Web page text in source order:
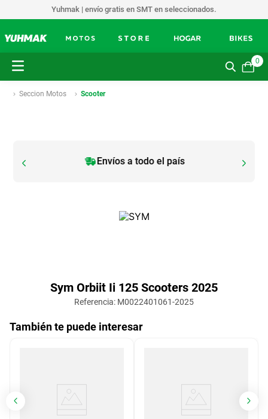
Yuhmak | envío gratis en SMT en seleccionados.
0
Seccion Motos Scooter
Envíos a todo el país
Sym Orbiit Ii 125 Scooters 2025
Referencia: M0022401061-2025
También te puede interesar